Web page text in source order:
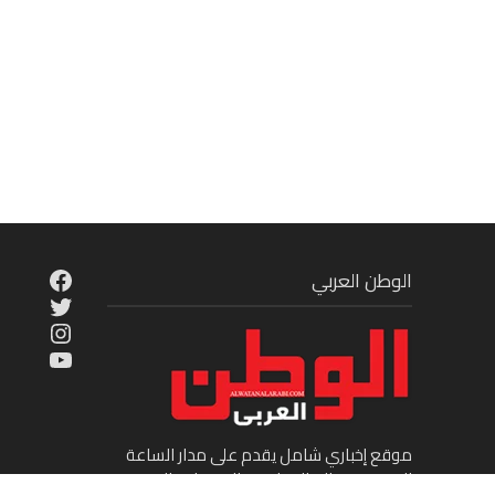
Twitter
YouTube
الوطن العربي
موقع إخباري شامل يقدم على مدار الساعة
الجديد في عالم السياسة والاقتصاد والفن